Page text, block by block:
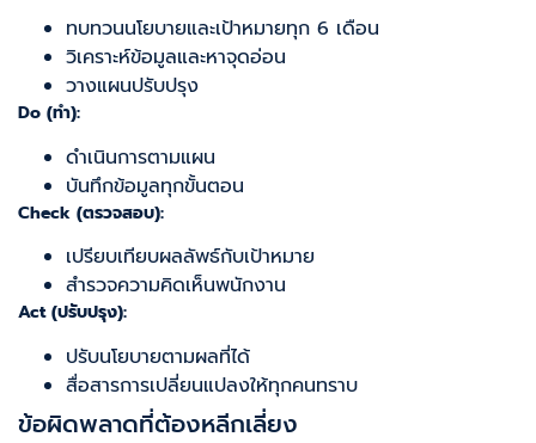
ทบทวนนโยบายและเป้าหมายทุก 6 เดือน
วิเคราะห์ข้อมูลและหาจุดอ่อน
วางแผนปรับปรุง
Do (ทำ):
ดำเนินการตามแผน
บันทึกข้อมูลทุกขั้นตอน
Check (ตรวจสอบ):
เปรียบเทียบผลลัพธ์กับเป้าหมาย
สำรวจความคิดเห็นพนักงาน
Act (ปรับปรุง):
ปรับนโยบายตามผลที่ได้
สื่อสารการเปลี่ยนแปลงให้ทุกคนทราบ
ข้อผิดพลาดที่ต้องหลีกเลี่ยง